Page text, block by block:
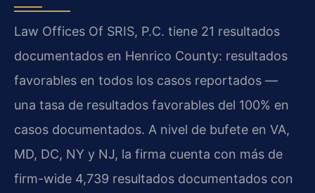
Law Offices Of SRIS, P.C. tiene 21 resultados
documentados en Henrico County: resultados
favorables en todos los casos reportados —
una tasa de resultados favorables del 100% en
casos documentados. A nivel de bufete en VA,
MD, DC, NY y NJ, la firma cuenta con más de
firm-wide 4,739 resultados documentados con